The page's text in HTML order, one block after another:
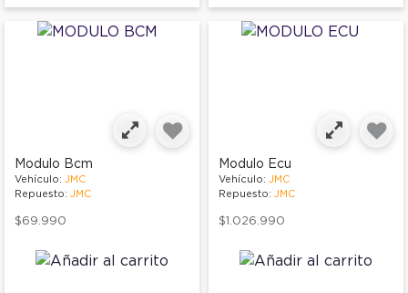
Modulo Bcm
Vehículo: JMC
Repuesto: JMC
$69.990
Modulo Ecu
Vehículo: JMC
Repuesto: JMC
$1.026.990